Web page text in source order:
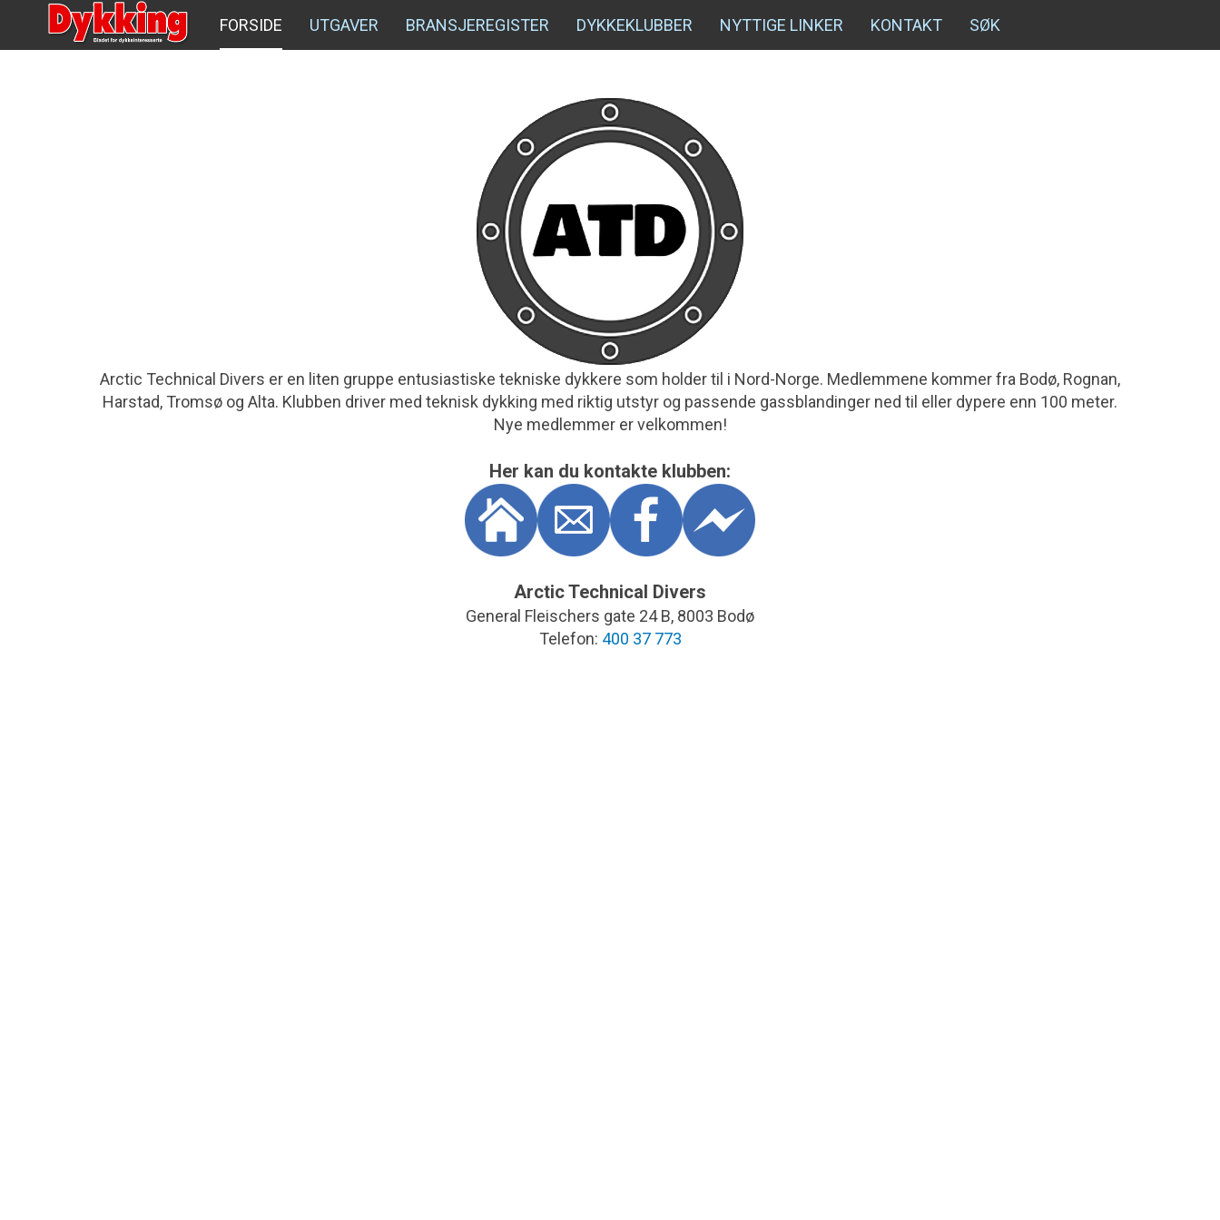
FORSIDE UTGAVER BRANSJEREGISTER DYKKEKLUBBER NYTTIGE LINKER KONTAKT SØK
Arctic Technical Divers er en liten gruppe entusiastiske tekniske dykkere som holder til i Nord-Norge. Medlemmene kommer fra Bodø, Rognan,
Harstad, Tromsø og Alta. Klubben driver med teknisk dykking med riktig utstyr og passende gassblandinger ned til eller dypere enn 100 meter.
Nye medlemmer er velkommen!
Her kan du kontakte klubben:
Arctic Technical Divers
General Fleischers gate 24 B, 8003 Bodø
Telefon: 400 37 773